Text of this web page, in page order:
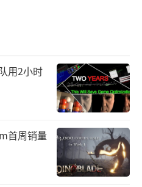
进展逐步推进，《巫
原著的新鲜血液，再度
生的奇幻舞台。而对于
做的，就是在等待新作
的十字路口》，提前
游戏里重现的奇幻氛
用2小时
首周销量